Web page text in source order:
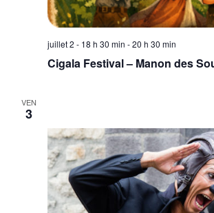
juillet 2 - 18 h 30 min -20 h 30 min
Cigala Festival – Manon des
VEN
3